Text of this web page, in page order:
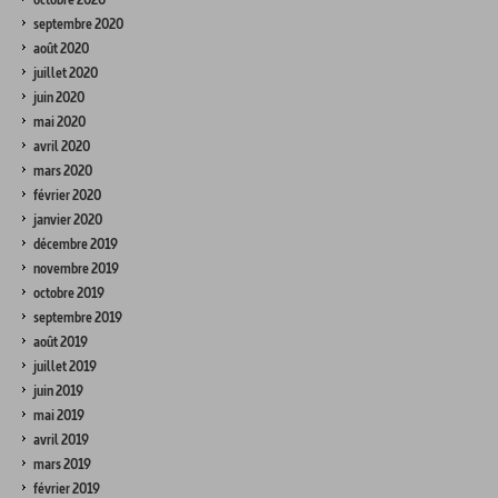
septembre 2020
août 2020
juillet 2020
juin 2020
mai 2020
avril 2020
mars 2020
février 2020
janvier 2020
décembre 2019
novembre 2019
octobre 2019
septembre 2019
août 2019
juillet 2019
juin 2019
mai 2019
avril 2019
mars 2019
février 2019